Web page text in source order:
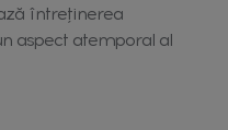
întreținerea
aspect atemporal al